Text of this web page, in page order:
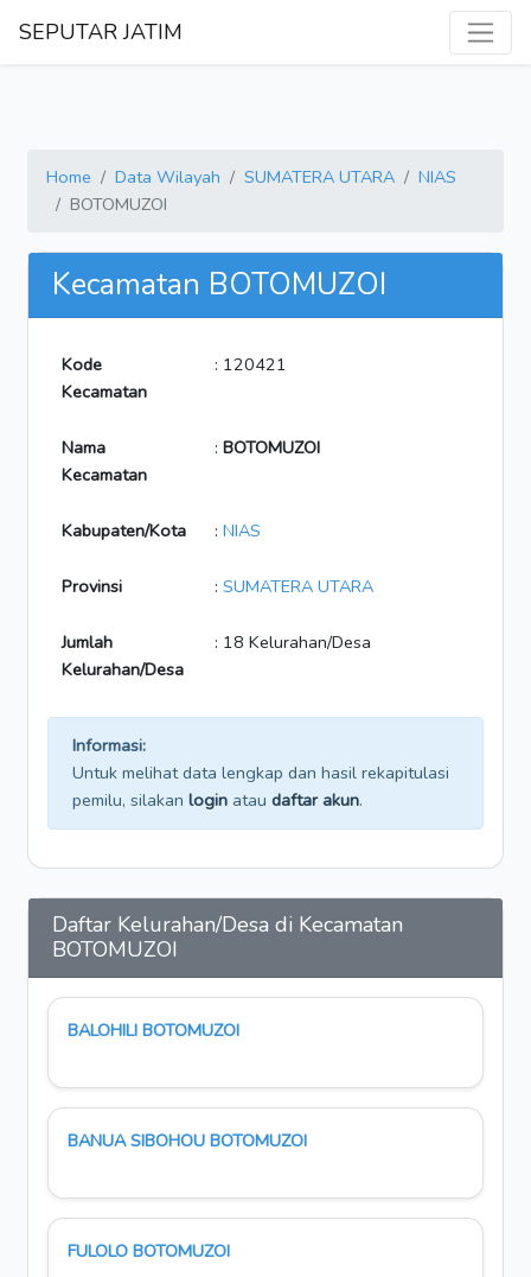
SEPUTAR JATIM
Home Data Wilayah SUMATERA UTARA
NIAS
BOTOMUZOI
Kecamatan BOTOMUZOI
Kode
Kecamatan
: 120421
Nama
Kecamatan
: BOTOMUZOI
Kabupaten/Kota : NIAS
Provinsi : SUMATERA UTARA
Jumlah
Kelurahan/Desa
: 18 Kelurahan/Desa
Informasi:
Untuk melihat data lengkap dan hasil rekapitulasi
pemilu, silakan login atau daftar akun.
Daftar Kelurahan/Desa di Kecamatan
BOTOMUZOI
BALOHILI BOTOMUZOI
BANUA SIBOHOU BOTOMUZOI
FULOLO BOTOMUZOI